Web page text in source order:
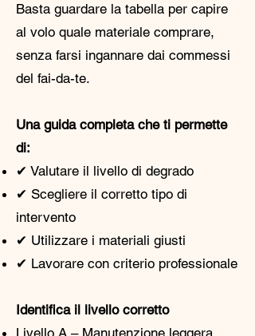
Basta guardare la tabella per capire
al volo quale materiale comprare,
senza farsi ingannare dai commessi
del fai-da-te.
Una guida completa che ti permette
di:
✔ Valutare il livello di degrado
✔ Scegliere il corretto tipo di
intervento
✔ Utilizzare i materiali giusti
✔ Lavorare con criterio professionale
Identifica il livello corretto
Livello A – Manutenzione leggera